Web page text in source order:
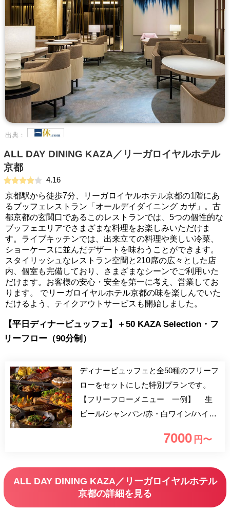
出典：
ALL DAY DINING KAZA／リーガロイヤルホテル
京都
4.16
京都駅から徒歩7分、リーガロイヤルホテル京都の1階にあ
るブッフェレストラン「オールデイダイニング カザ」。古
都京都の玄関口であるこのレストランでは、5つの個性的な
ブッフェエリアでさまざまな料理をお楽しみいただけま
す。ライブキッチンでは、出来立ての料理や美しい冷菜、
ショーケースに並んだデザートを味わうことができます。
スタイリッシュなレストラン空間と210席の広々とした店
内、個室も完備しており、さまざまなシーンでご利用いた
だけます。お客様の安心・安全を第一に考え、営業してお
ります。 でリーガロイヤルホテル京都の味を楽しんでいた
だけるよう、テイクアウトサービスも開始しました。
【平日ディナービュッフェ】＋50 KAZA Selection・フ
リーフロー（90分制）
ディナービュッフェと全50種のフリーフ
ローをセットにした特別プランです。
【フリーフローメニュー 一例】 生
ビール/シャンパン/赤・白ワイン/ハイボ
スソーダ/カンパリオレンジ/スプリッツ
ジンジャー/ミックスベリーサワー/ブル
ートニック）、ノンアルコールビール
7000 円〜
ALL DAY DINING KAZA／リーガロイヤルホテル
京都の詳細を見る